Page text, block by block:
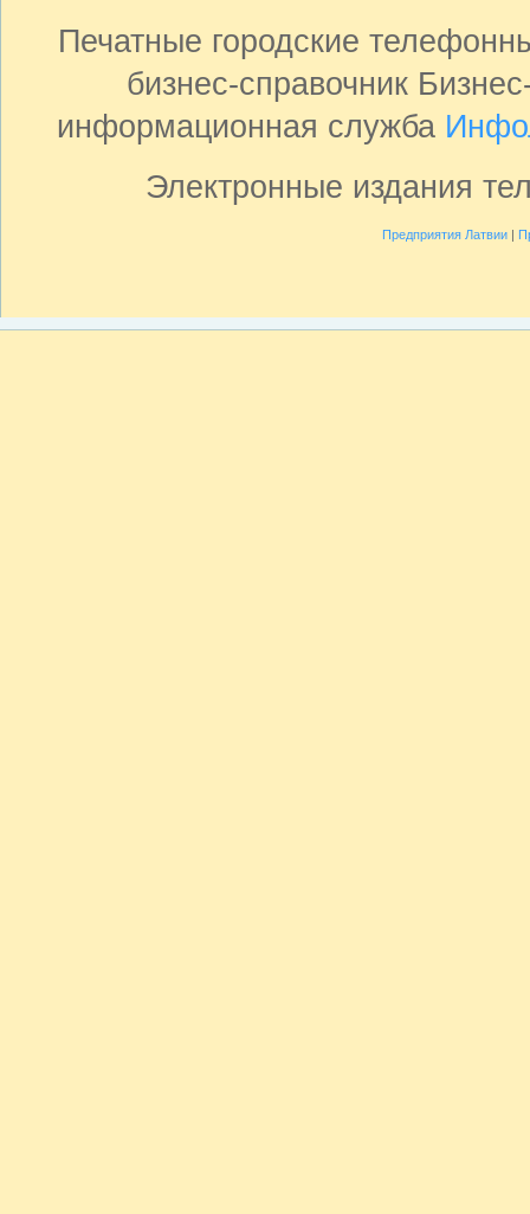
Печатные городские
бизнес-справочник
информационная служба
Электронные издания
Предприятия Латвии|